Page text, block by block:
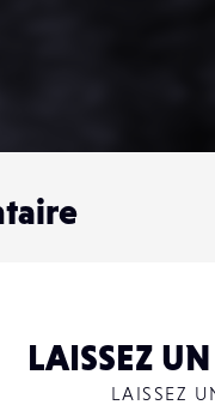
LAISSEZ
LAISSEZ